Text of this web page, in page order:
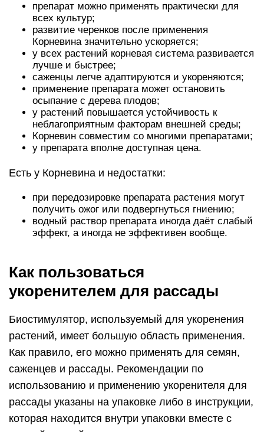
препарат можно применять практически для
всех культур;
развитие черенков после применения
Корневина значительно ускоряется;
у всех растений корневая система развивается
лучше и быстрее;
саженцы легче адаптируются и укореняются;
применение препарата может остановить
осыпание с дерева плодов;
у растений повышается устойчивость к
неблагоприятным факторам внешней среды;
Корневин совместим со многими препаратами;
у препарата вполне доступная цена.
Есть у Корневина и недостатки:
при передозировке препарата растения могут
получить ожог или подвергнуться гниению;
водный раствор препарата иногда даёт слабый
эффект, а иногда не эффективен вообще.
Как пользоваться
укоренителем для рассады
Биостимулятор, используемый для укоренения
растений, имеет большую область применения.
Как правило, его можно применять для семян,
саженцев и рассады. Рекомендации по
использованию и применению укоренителя для
рассады указаны на упаковке либо в инструкции,
которая находится внутри упаковки вместе с